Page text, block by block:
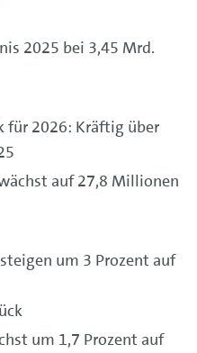
2025 bei 3,45 Mrd.
für 2026: Kräftig über
auf 27,8 Millionen
um 3 Prozent auf
um 1,7 Prozent auf